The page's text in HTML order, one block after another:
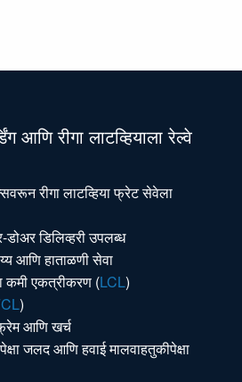
आणि रीगा लाटव्हियाला रेल्वे
रीगा लाटव्हिया फ्रेट सेवेला
डोअर डिलिव्हरी उपलब्ध
आणि हाताळणी सेवा
कमी एकत्रीकरण (LCL)
)
आणि खर्च
जलद आणि हवाई मालवाहतुकीपेक्षा